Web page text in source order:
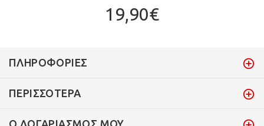
19,90€
ΠΛΗΡΟΦΟΡΊΕΣ
ΠΕΡΙΣΣΌΤΕΡΑ